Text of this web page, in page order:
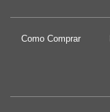
Como Comprar